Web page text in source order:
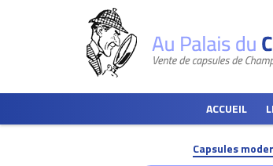
ACCUEIL
Capsules